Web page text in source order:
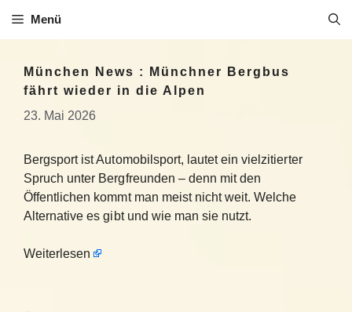
Inhalt
Menü
München News : Münchner Bergbus
fährt wieder in die Alpen
23. Mai 2026
Bergsport ist Automobilsport, lautet ein vielzitierter
Spruch unter Bergfreunden – denn mit den
Öffentlichen kommt man meist nicht weit. Welche
Alternative es gibt und wie man sie nutzt.
Weiterlesen